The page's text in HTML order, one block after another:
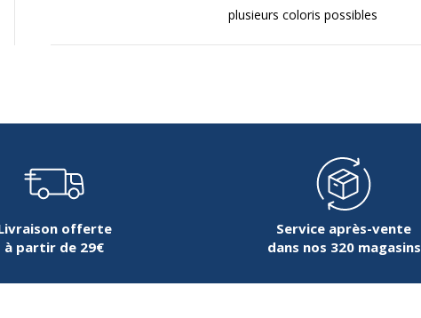
plusieurs coloris possibles
offerte
à partir de 29€
Service après-vente
dans nos 320 magasins